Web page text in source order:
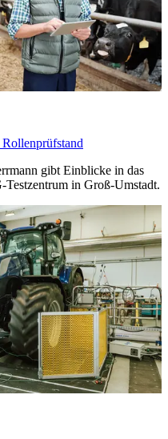
gibt Einblicke in das
Testzentrum in Groß-Umstadt.